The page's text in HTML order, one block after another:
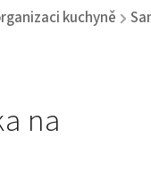
kuchyně /
na